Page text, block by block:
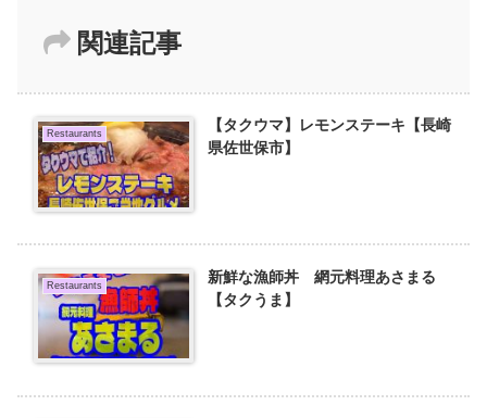
関連記事
Restaurants
【タクウマ】レモンステーキ【長崎
県佐世保市】
Restaurants
新鮮な漁師丼 網元料理あさまる
【タクうま】